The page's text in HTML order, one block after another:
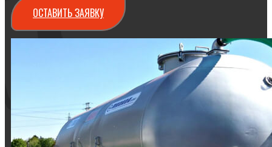
ОСТАВИТЬ ЗАЯВКУ